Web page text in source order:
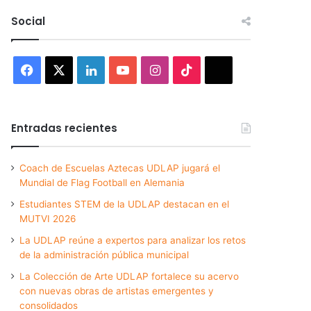
Social
Facebook LinkedInYouTubeInstagram
Entradas recientes
Coach de Escuelas Aztecas UDLAP jugará el
Mundial de Flag Football en Alemania
Estudiantes STEM de la UDLAP destacan en el
MUTVI 2026
La UDLAP reúne a expertos para analizar los retos
de la administración pública municipal
La Colección de Arte UDLAP fortalece su acervo
con nuevas obras de artistas emergentes y
consolidados